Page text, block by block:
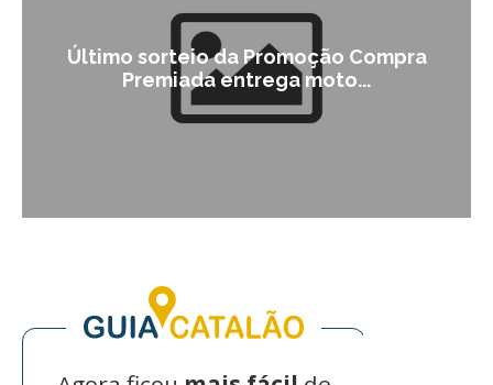
da Promoção Compra
entrega moto...
Campanha